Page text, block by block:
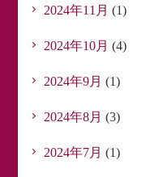
2024年11月 (1)
2024年10月 (4)
2024年9月 (1)
2024年8月 (3)
2024年7月 (1)